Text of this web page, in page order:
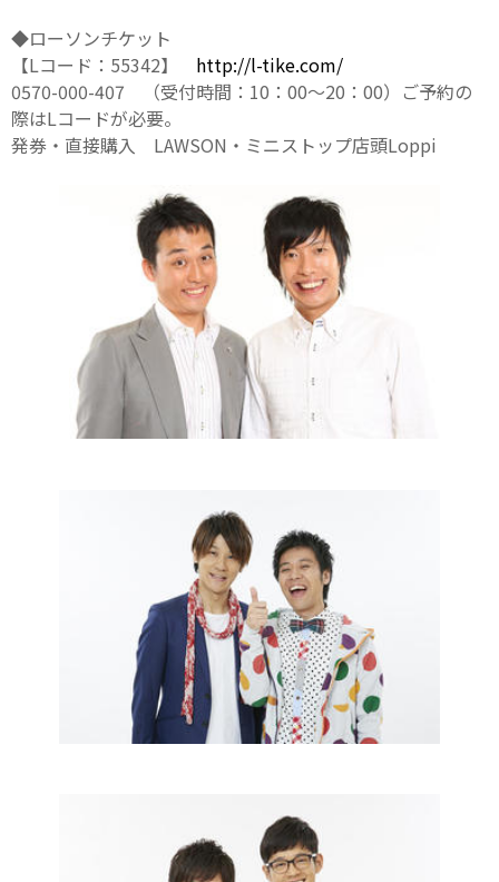
◆ローソンチケット
【Lコード：55342】 http://l-tike.com/
0570-000-407 （受付時間：10：00〜20：00） ご予約の
際はLコードが必要。
発券・直接購入 LAWSON・ミニストップ店頭Loppi